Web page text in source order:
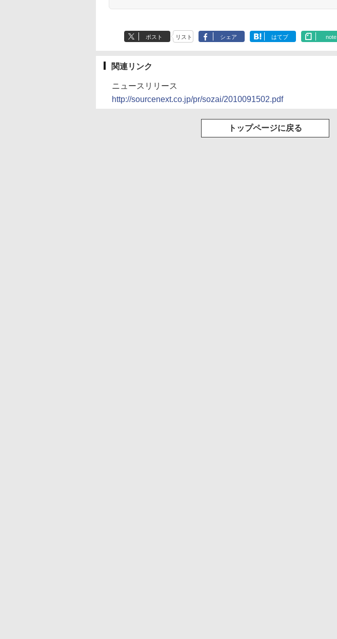
ポスト リスト シェア はてブ note
関連リンク
ニュースリリース
http://sourcenext.co.jp/pr/sozai/2010091502.pdf
トップページに戻る